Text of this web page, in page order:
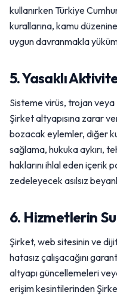
kullanırken Türkiye
kurallarına, kamu
uygun davranmakla
5. Yasaklı
Sisteme virüs, trojan veya
Şirket altyapısına zarar
bozacak eylemler, diğer
sağlama, hukuka aykırı,
haklarını ihlal eden içerik
zedeleyecek asılsız
6. Hizmetlerin
Şirket, web sitesinin ve
hatasız çalışacağını
altyapı güncellemeleri
erişim kesintilerinden